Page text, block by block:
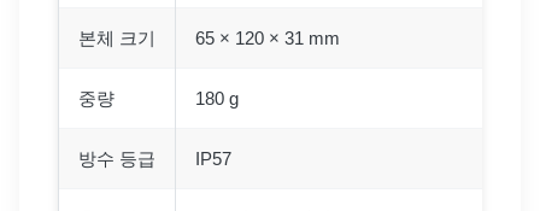
본체 크기 65 × 120 × 31 mm
중량 180 g
방수 등급 IP57